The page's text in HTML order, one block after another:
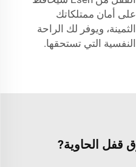
على أمان ممتلكاتك
الثمينة، ويوفر لك الراحة
النفسية التي تستحقها.